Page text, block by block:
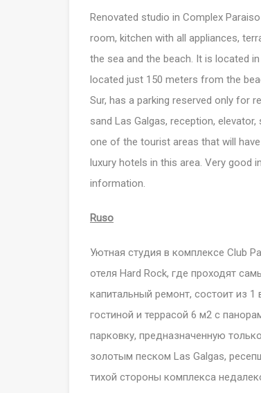
Renovated studio in Complex
room, kitchen with all appliances,
the sea and the beach. It is located
located just 150 meters from the
Sur, has a parking reserved only for
sand Las Galgas, reception,
one of the tourist areas that will
luxury hotels in this area. Very
information.
Ruso
Уютная студия в комплексе Club
отеля Hard Rock, где проходят
капитальный ремонт, состоит из
гостиной и террасой 6 м2 с
парковку, предназначенную
золотым песком Las Galgas,
тихой стороны комплекса